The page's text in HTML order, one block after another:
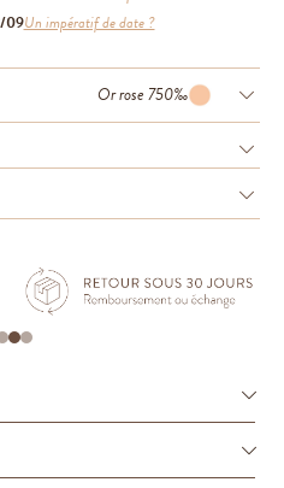
09Un impératif de date ?
Or rose 750‰